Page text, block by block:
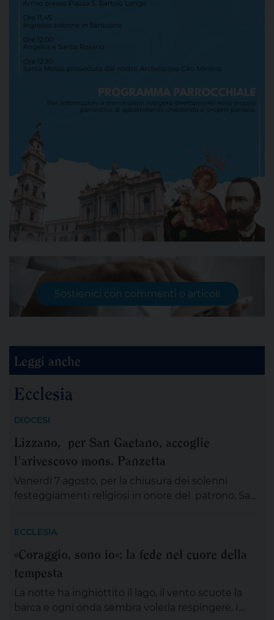
Sostienici con commenti o articoli
Leggi anche
Ecclesia
DIOCESI
Lizzano, per San Gaetano, accoglie
l'arivescovo mons. Panzetta
Venerdì 7 agosto, per la chiusura dei solenni
festeggiamenti religiosi in onore del patrono, San
vedrà il coinvolgimento partecipativo dei fedeli
lizzanesi, dei membri delle confraternite e delle
aggregazioni ecclesiali, delle […]
ECCLESIA
«Coraggio, sono io»: la fede nel cuore della
tempesta
La notte ha inghiottito il lago, il vento scuote la
barca e ogni onda sembra volerla respingere. I